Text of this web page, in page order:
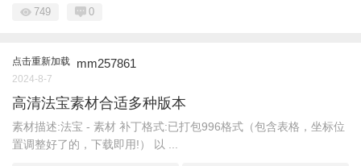
749 0
点击重新加载 mm257861
2024-8-7
高清法宝素材合适多种版本
素材描述:法宝 - 素材 补丁格式:已打包996格式（包含表格，坐标位
置调整好了的，下载即用!） 以 ...